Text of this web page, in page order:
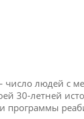
число людей
30-летней
программы